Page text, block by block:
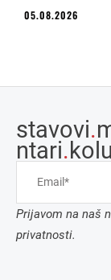
05.08.2026
stavovi.
ntari.
Prijavom na naš
privatnosti.